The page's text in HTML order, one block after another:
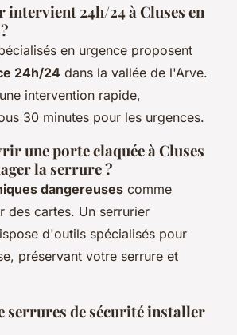
24h/24 à Cluses en
en urgence proposent
24h/24 dans la vallée de l'Arve.
intervention rapide,
30 minutes pour les urgences.
une porte claquée à Cluses
la serrure ?
dangereuses comme
des cartes. Un serrurier
d'outils spécialisés pour
préservant votre serrure et
serrures de sécurité installer